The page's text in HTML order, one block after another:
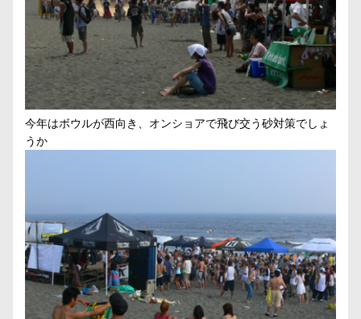
今年はボウルが西向き、オンショアで飛び交う砂対策でしょ
うか